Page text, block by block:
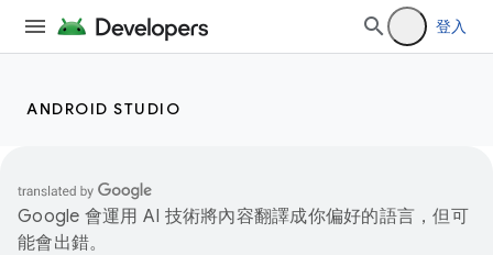
登入
ANDROID STUDIO
Google 會運用 AI 技術將內容翻譯成你偏好的語言，但可
能會出錯。